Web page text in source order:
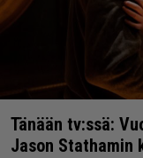
Tänään tv:ssä:
Jason Stathamin